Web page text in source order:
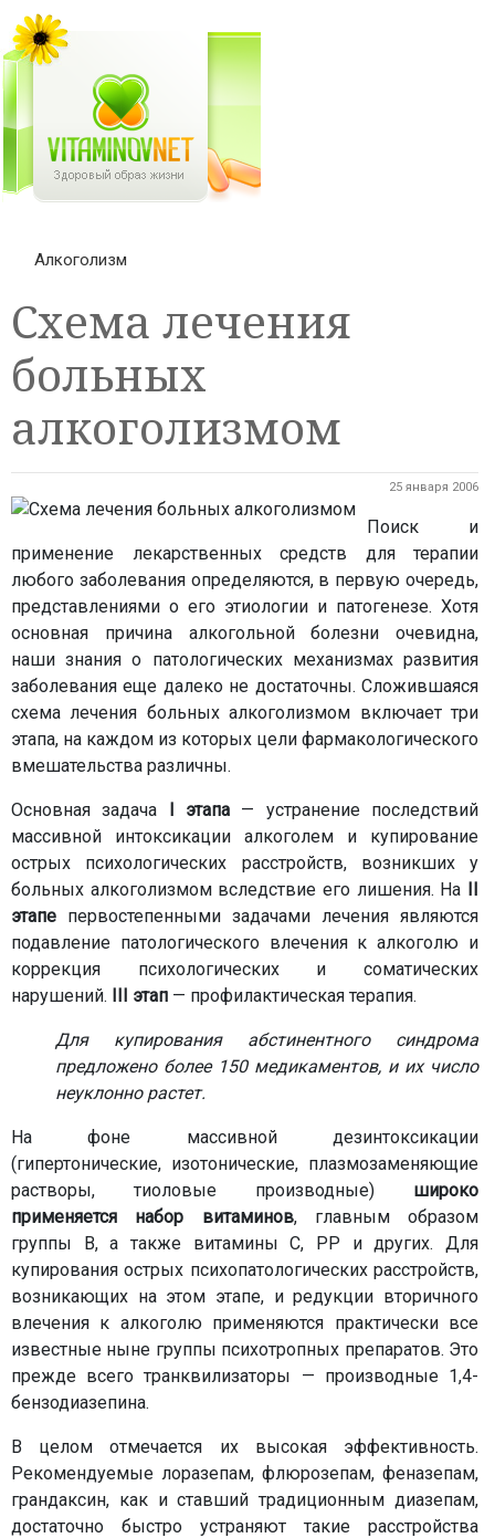
Алкоголизм
Схема лечения
больных
алкоголизмом
25 января 2006
Поиск и
применение лекарственных средств для терапии
любого заболевания определяются, в первую очередь,
представлениями о его этиологии и патогенезе. Хотя
основная причина алкогольной болезни очевидна,
наши знания о патологических механизмах развития
заболевания еще далеко не достаточны. Сложившаяся
схема лечения больных алкоголизмом включает три
этапа, на каждом из которых цели фармакологического
вмешательства различны.
Основная задача I этапа — устранение последствий
массивной интоксикации алкоголем и купирование
острых психологических расстройств, возникших у
больных алкоголизмом вследствие его лишения. На II
этапе первостепенными задачами лечения являются
подавление патологического влечения к алкоголю и
коррекция психологических и соматических
нарушений. III этап — профилактическая терапия.
Для купирования абстинентного синдрома
предложено более 150 медикаментов, и их число
неуклонно растет.
На фоне массивной дезинтоксикации
(гипертонические, изотонические, плазмозаменяющие
растворы, тиоловые производные) широко
применяется набор витаминов, главным образом
группы В, а также витамины С, РР и других. Для
купирования острых психопатологических расстройств,
возникающих на этом этапе, и редукции вторичного
влечения к алкоголю применяются практически все
известные ныне группы психотропных препаратов. Это
прежде всего транквилизаторы — производные 1,4-
бензодиазепина.
В целом отмечается их высокая эффективность.
Рекомендуемые лоразепам, флюрозепам, феназепам,
грандаксин, как и ставший традиционным диазепам,
достаточно быстро устраняют такие расстройства